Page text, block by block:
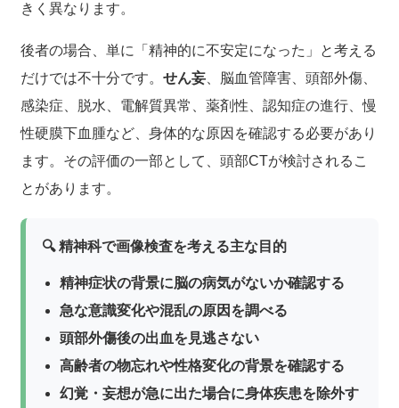
きく異なります。
後者の場合、単に「精神的に不安定になった」と考える
だけでは不十分です。せん妄 、脳血管障害、頭部外傷、
感染症、脱水、電解質異常、薬剤性、認知症の進行、慢
性硬膜下血腫など、身体的な原因を確認する必要があり
ます。その評価の一部として、頭部CTが検討されるこ
とがあります。
🔍 精神科で画像検査を考える主な目的
精神症状の背景に脳の病気がないか確認する
急な意識変化や混乱の原因を調べる
頭部外傷後の出血を見逃さない
高齢者の物忘れや性格変化の背景を確認する
幻覚・妄想が急に出た場合に身体疾患を除外す